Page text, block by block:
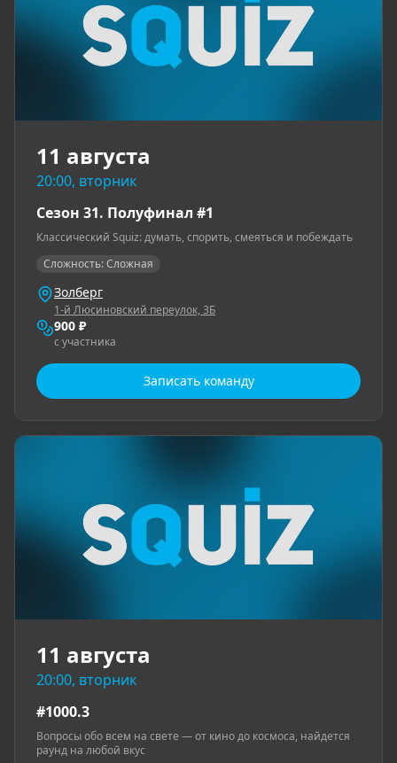
11 августа
20:00, вторник
Сезон 31. Полуфинал #1
Классический Squiz: думать, спорить, смеяться и побеждать
Сложность: Сложная
Золберг
1-й Люсиновский переулок, 3Б
900 ₽
с участника
Записать команду
11 августа
20:00, вторник
#1000.3
Вопросы обо всем на свете — от кино до космоса, найдется
раунд на любой вкус